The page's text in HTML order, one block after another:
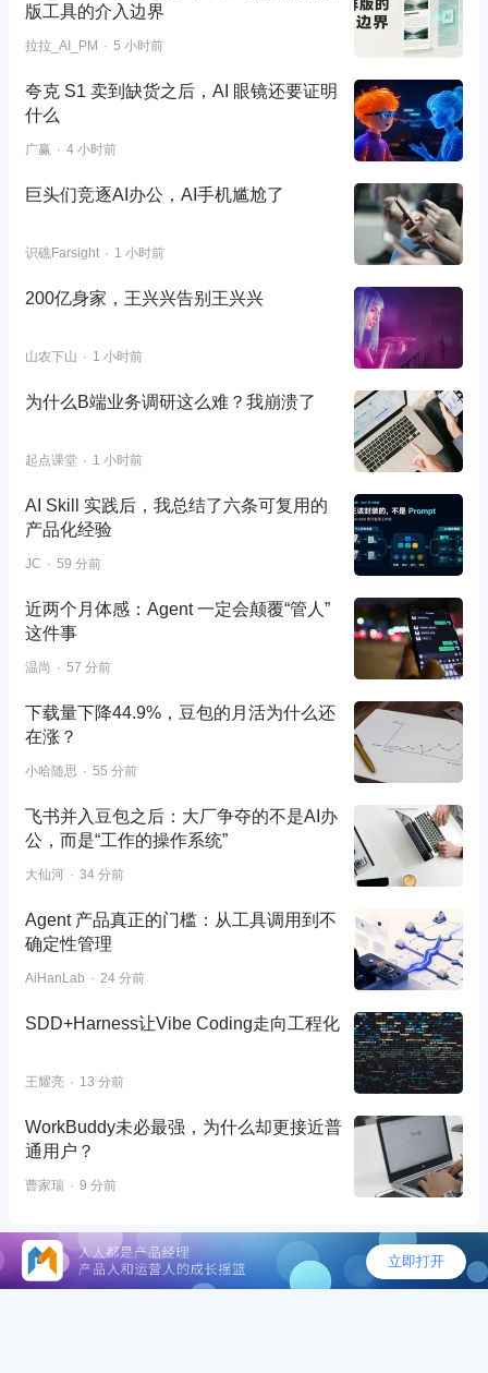
版工具的介入边界
拉拉_AI_PM 5 小时前
夸克 S1 卖到缺货之后，AI 眼镜还要证明
什么
广赢 4 小时前
巨头们竞逐AI办公，AI手机尴尬了
识礁Farsight 1 小时前
200亿身家，王兴兴告别王兴兴
山农下山 1 小时前
为什么B端业务调研这么难？我崩溃了
起点课堂 1 小时前
AI Skill 实践后，我总结了六条可复用的
产品化经验
JC 59 分前
近两个月体感：Agent 一定会颠覆“管人”
这件事
温尚 57 分前
下载量下降44.9%，豆包的月活为什么还
在涨？
小哈随思 55 分前
飞书并入豆包之后：大厂争夺的不是AI办
公，而是“工作的操作系统”
大仙河 34 分前
Agent 产品真正的门槛：从工具调用到不
确定性管理
AiHanLab 24 分前
SDD+Harness让Vibe Coding走向工程化
王耀亮 13 分前
WorkBuddy未必最强，为什么却更接近普
通用户？
曹家瑞 9 分前
©2026 - 人人都是产品经理